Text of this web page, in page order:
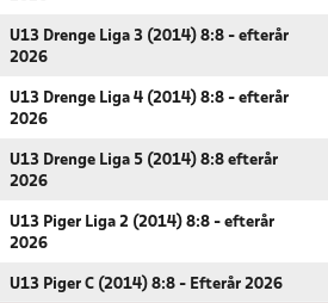
U13 Drenge Liga 3 (2014) 8:8 - efterår
2026
U13 Drenge Liga 4 (2014) 8:8 - efterår
2026
U13 Drenge Liga 5 (2014) 8:8 efterår
2026
U13 Piger Liga 2 (2014) 8:8 - efterår
2026
U13 Piger C (2014) 8:8 - Efterår 2026